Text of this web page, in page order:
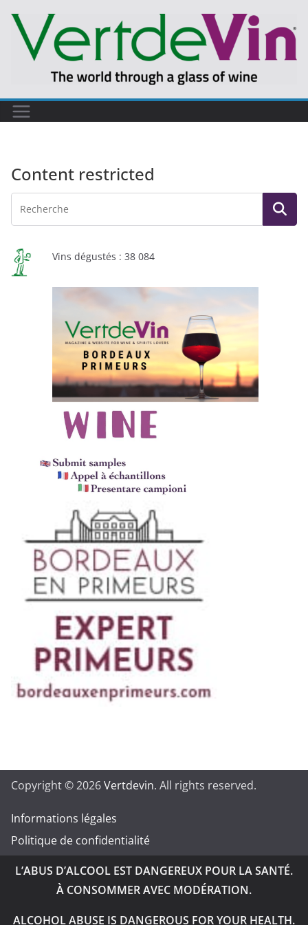
contenu
Content restricted
Vins dégustés : 38 084
Copyright © 2026Vertdevin. All rights reserved.
Informations légales
Politique de confidentialité
L’ABUS D’ALCOOL EST DANGEREUX POUR LA SANTÉ.
À CONSOMMER AVEC MODÉRATION.
ALCOHOL ABUSE IS DANGEROUS FOR YOUR HEALTH.